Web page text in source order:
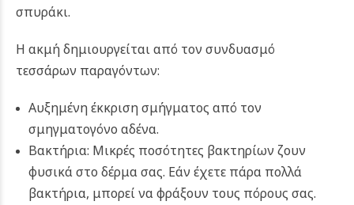
σπυράκι.
Η ακμή δημιουργείται από τον συνδυασμό
τεσσάρων παραγόντων:
Αυξημένη έκκριση σμήγματος από τον
σμηγματογόνο αδένα.
Βακτήρια: Μικρές ποσότητες βακτηρίων ζουν
φυσικά στο δέρμα σας. Εάν έχετε πάρα πολλά
βακτήρια, μπορεί να φράξουν τους πόρους σας.